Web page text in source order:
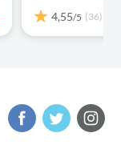
4,55/5 (36)